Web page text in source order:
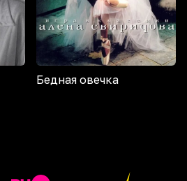
Бедная овечка